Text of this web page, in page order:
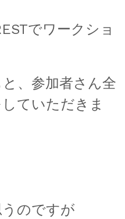
でワークショ
、参加者さん全
ていただきま
のですが